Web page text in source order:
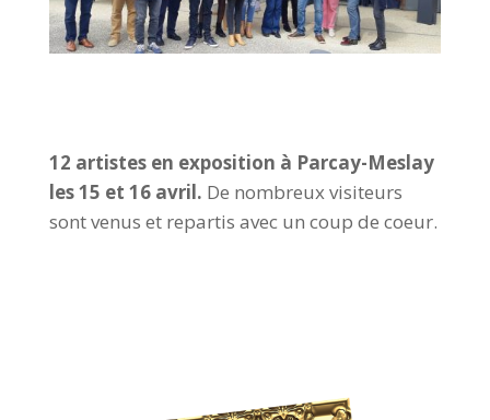
12 artistes en exposition à Parcay-Meslay
les 15 et 16 avril. De nombreux visiteurs
sont venus et repartis avec un coup de coeur.